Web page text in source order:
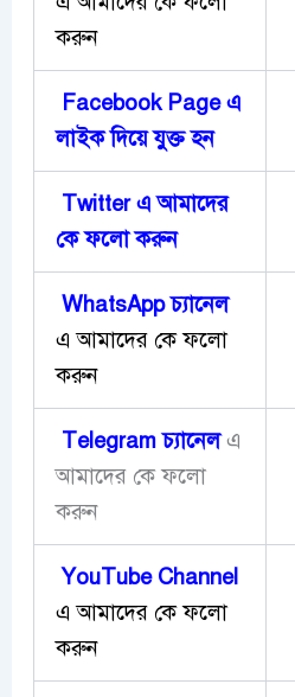
করুন
Facebook Page এ
লাইক দিয়ে ‍যুক্ত হন
Twitter এ আমাদের
কে ফলো করুন
WhatsApp চ্যানেল
এ আমাদের কে ফলো
করুন
Telegram চ্যানেলএ
আমাদের কে ফলো
করুন
YouTube Channel
এ আমাদের কে ফলো
করুন